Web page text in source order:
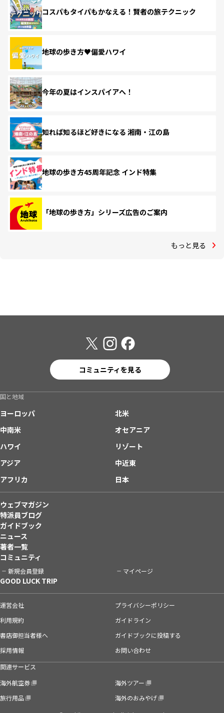
コスパもタイパもかなえる！賢者の旅テクニック
地球の歩き方♥偏愛ハワイ
今年の夏はインスパイアへ！
知れば知るほど好きになる 湘南・江の島
地球の歩き方45周年記念 インド特集
「地球の歩き方」シリーズ広告のご案内
もっと見る
コミュニティを見る
国と地域
ヨーロッパ
北米
中南米
オセアニア
ハワイ
リゾート
アジア
中近東
アフリカ
日本
ウェブマガジン
特派員ブログ
ガイドブック
ニュース
著者一覧
コミュニティ
新規会員登録 マイページ
GOOD LUCK TRIP
運営会社
プライバシーポリシー
利用規約
ガイドライン
書店御担当者様へ
ガイドブックに投稿する
採用情報
お問い合わせ
関連サービス
海外航空券
海外ツアー
旅行用品
海外のおみやげ